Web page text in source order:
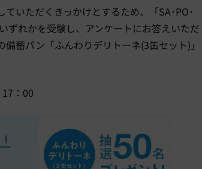
ていただくきっかけとするため、「SA･PO･
ずれかを受験し、アンケートにお答えいただ
備蓄パン「ふんわりデリトーネ(3缶セット) 」
17 ： 00